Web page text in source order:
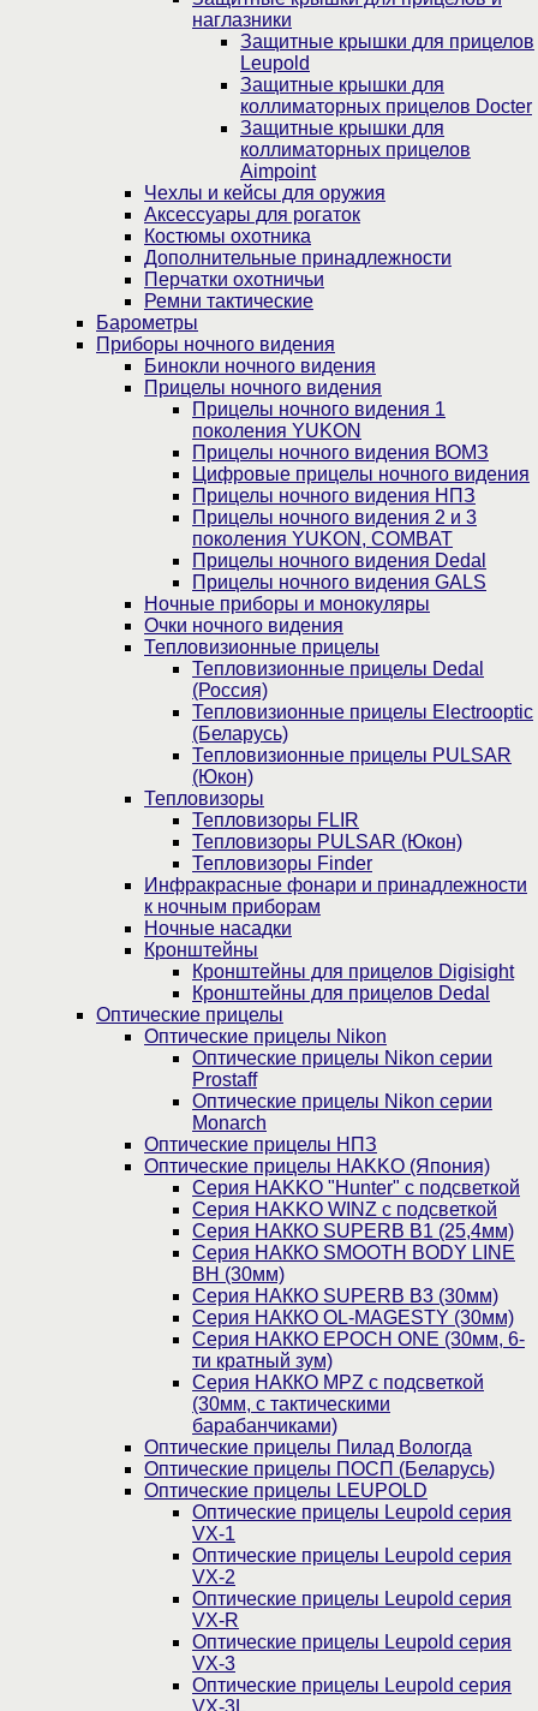
наглазники
Защитные крышки для прицелов
Leupold
Защитные крышки для
коллиматорных прицелов Docter
Защитные крышки для
коллиматорных прицелов
Aimpoint
Чехлы и кейсы для оружия
Аксессуары для рогаток
Костюмы охотника
Дополнительные принадлежности
Перчатки охотничьи
Ремни тактические
Барометры
Приборы ночного видения
Бинокли ночного видения
Прицелы ночного видения
Прицелы ночного видения 1
поколения YUKON
Прицелы ночного видения ВОМЗ
Цифровые прицелы ночного видения
Прицелы ночного видения НПЗ
Прицелы ночного видения 2 и 3
поколения YUKON, COMBAT
Прицелы ночного видения Dedal
Прицелы ночного видения GALS
Ночные приборы и монокуляры
Очки ночного видения
Тепловизионные прицелы
Тепловизионные прицелы Dedal
(Россия)
Тепловизионные прицелы Electrooptic
(Беларусь)
Тепловизионные прицелы PULSAR
(Юкон)
Тепловизоры
Тепловизоры FLIR
Тепловизоры PULSAR (Юкон)
Тепловизоры Finder
Инфракрасные фонари и принадлежности
к ночным приборам
Ночные насадки
Кронштейны
Кронштейны для прицелов Digisight
Кронштейны для прицелов Dedal
Оптические прицелы
Оптические прицелы Nikon
Оптические прицелы Nikon серии
Prostaff
Оптические прицелы Nikon серии
Monarch
Оптические прицелы НПЗ
Оптические прицелы HAKKO (Япония)
Cерия HAKKO "Hunter" с подсветкой
Серия НAKKO WINZ с подсветкой
Серия НАККО SUPERB B1 (25,4мм)
Серия НАККО SMOOTH BODY LINE
BH (30мм)
Серия НАККО SUPERB B3 (30мм)
Серия НАККО OL-MAGESTY (30мм)
Серия НАККО EPOCH ONE (30мм, 6-
ти кратный зум)
Серия НАККО MPZ с подсветкой
(30мм, c тактическими
барабанчиками)
Оптические прицелы Пилад Вологда
Оптические прицелы ПОСП (Беларусь)
Оптические прицелы LEUPOLD
Оптические прицелы Leupold серия
VX-1
Оптические прицелы Leupold серия
VX-2
Оптические прицелы Leupold серия
VX-R
Оптические прицелы Leupold серия
VX-3
Оптические прицелы Leupold серия